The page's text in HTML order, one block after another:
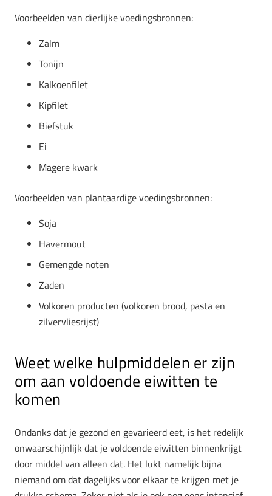
Voorbeelden van dierlijke voedingsbronnen:
Zalm
Tonijn
Kalkoenfilet
Kipfilet
Biefstuk
Ei
Magere kwark
Voorbeelden van plantaardige voedingsbronnen:
Soja
Havermout
Gemengde noten
Zaden
Volkoren producten (volkoren brood, pasta en
zilvervliesrijst)
Weet welke hulpmiddelen er zijn
om aan voldoende eiwitten te
komen
Ondanks dat je gezond en gevarieerd eet, is het redelijk
onwaarschijnlijk dat je voldoende eiwitten binnenkrijgt
door middel van alleen dat. Het lukt namelijk bijna
niemand om dat dagelijks voor elkaar te krijgen met je